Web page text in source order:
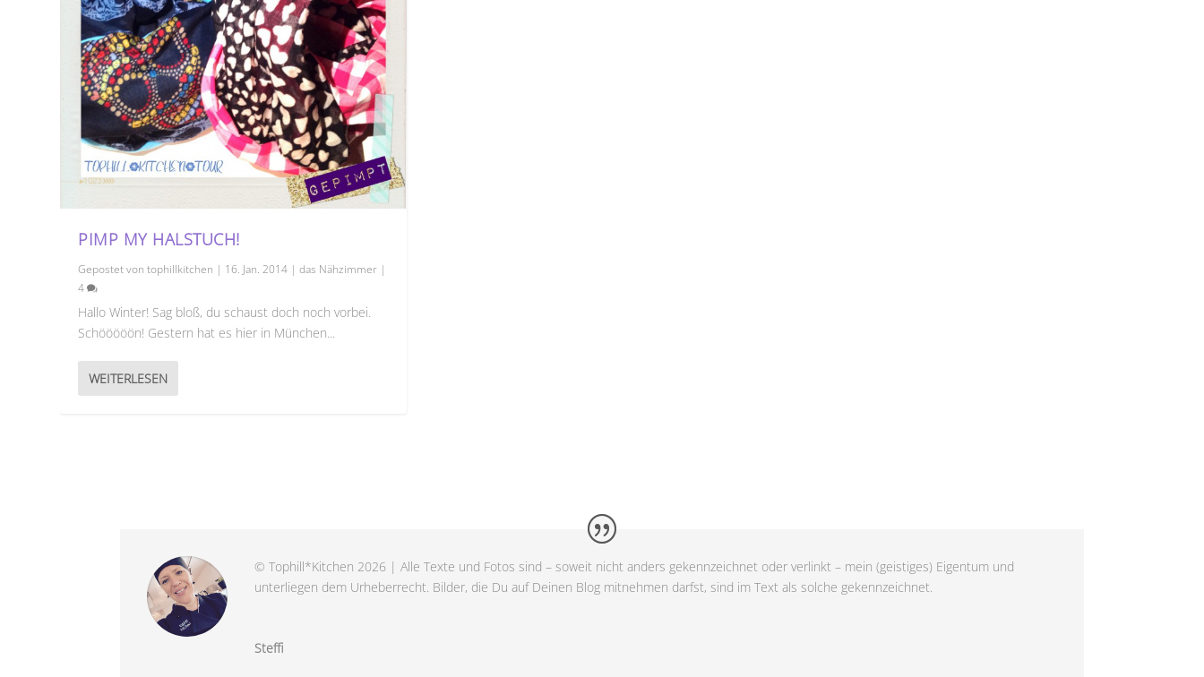
PIMP MY HALSTUCH!
Gepostet vontophillkitchen | 16. Jan. 2014 |das Nähzimmer |
4
Hallo Winter! Sag bloß, du schaust doch noch vorbei.
Schööööön! Gestern hat es hier in München...
WEITERLESEN
© Tophill*Kitchen 2026 | Alle Texte und Fotos sind – soweit nicht anders gekennzeichnet oder verlinkt – mein (geistiges) Eigentum und
unterliegen dem Urheberrecht. Bilder, die Du auf Deinen Blog mitnehmen darfst, sind im Text als solche gekennzeichnet.
Steffi